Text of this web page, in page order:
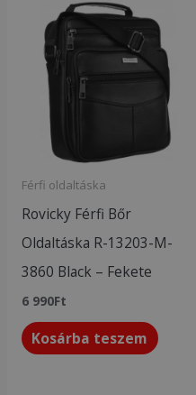
Férfi oldaltáska
Rovicky Férfi Bőr
Oldaltáska R-13203-M-
3860 Black – Fekete
6 990Ft
Kosárba teszem